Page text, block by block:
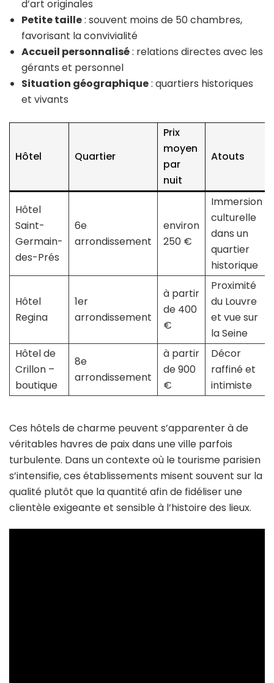
d’art originales
Petite taille: souvent moins de 50 chambres,
favorisant la convivialité
Accueil personnalisé: relations directes avec les
gérants et personnel
Situation géographique: quartiers historiques
et vivants
Hôtel Quartier
Prix
moyen
par
nuit
Atouts
Hôtel
Saint-
Germain-
des-Prés
6e
arrondissement
environ
250 €
Immersion
culturelle
dans un
quartier
historique
Hôtel
Regina
1er
arrondissement
à partir
de 400
€
Proximité
du Louvre
et vue sur
la Seine
Hôtel de
Crillon –
boutique
8e
arrondissement
à partir
de 900
€
Décor
raffiné et
intimiste
Ces hôtels de charme peuvent s’apparenter à de
véritables havres de paix dans une ville parfois
turbulente. Dans un contexte où le tourisme parisien
s’intensifie, ces établissements misent souvent sur la
qualité plutôt que la quantité afin de fidéliser une
clientèle exigeante et sensible à l’histoire des lieux.